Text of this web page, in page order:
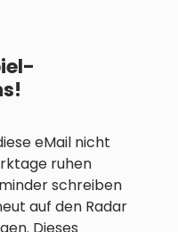
eMail nicht
ruhen
schreiben
auf den Radar